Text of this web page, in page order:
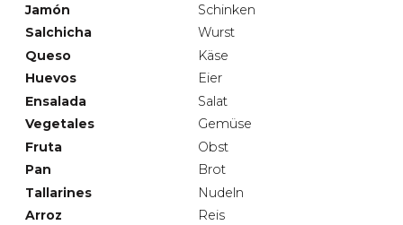
Jamón
Schinken
Salchicha
Wurst
Queso
Käse
Huevos
Eier
Ensalada
Salat
Vegetales
Gemüse
Fruta
Obst
Pan
Brot
Tallarines
Nudeln
Arroz
Reis